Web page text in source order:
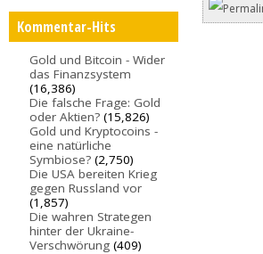
Kommentar-Hits
Gold und Bitcoin - Wider
das Finanzsystem
(16,386)
Die falsche Frage: Gold
oder Aktien? (15,826)
Gold und Kryptocoins -
eine natürliche
Symbiose? (2,750)
Die USA bereiten Krieg
gegen Russland vor
(1,857)
Die wahren Strategen
hinter der Ukraine-
Verschwörung (409)